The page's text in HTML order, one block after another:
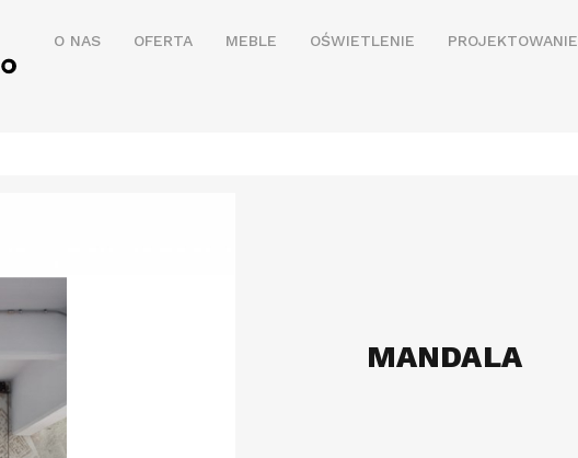
O NAS OFERTA MEBLE OŚWIETLENIE PROJEKTOWANIE
MANDALA